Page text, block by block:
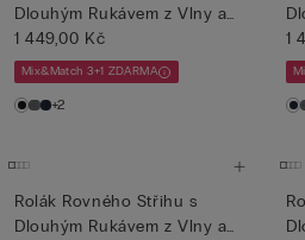
Dlouhým Rukávem z Vlny a
He...
1 449,00 Kč
Mix&Match 3+1 ZDARMA
+2
1
Rolák Rovného Střihu s
Dlouhým Rukávem z Vlny a